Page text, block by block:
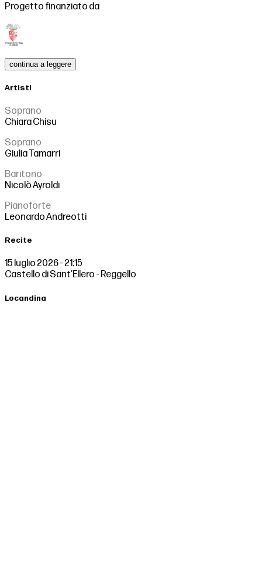
Progetto finanziato da
continua a leggere
Artisti
Soprano
Chiara Chisu
Soprano
Giulia Tamarri
Baritono
Nicolò Ayroldi
Pianoforte
Leonardo Andreotti
Recite
15 luglio 2026 - 21:15
Castello di Sant’Ellero - Reggello
Locandina